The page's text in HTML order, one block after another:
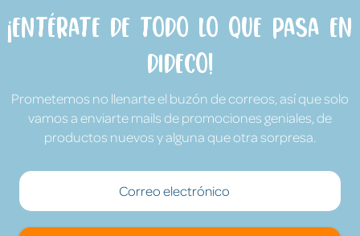
¡Entérate de todo lo que pasa en
Dideco!
Prometemos no llenarte el buzón de correos, así que solo
vamos a enviarte mails de promociones geniales, de
productos nuevos y alguna que otra sorpresa.